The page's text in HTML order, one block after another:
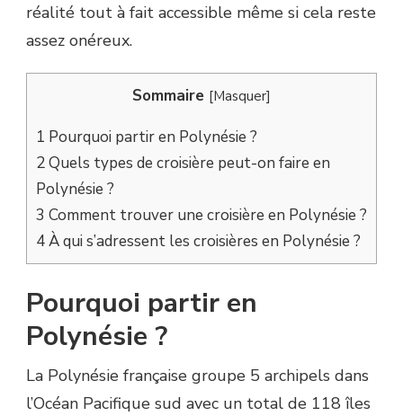
réalité tout à fait accessible même si cela reste
assez onéreux.
Sommaire [Masquer]
1 Pourquoi partir en Polynésie ?
2Quels types de croisière peut-on faire en
Polynésie ?
3 Comment trouver une croisière en Polynésie ?
4À qui s’adressent les croisières en Polynésie ?
Pourquoi partir en
Polynésie ?
La Polynésie française groupe 5 archipels dans
l’Océan Pacifique sud avec un total de 118 îles